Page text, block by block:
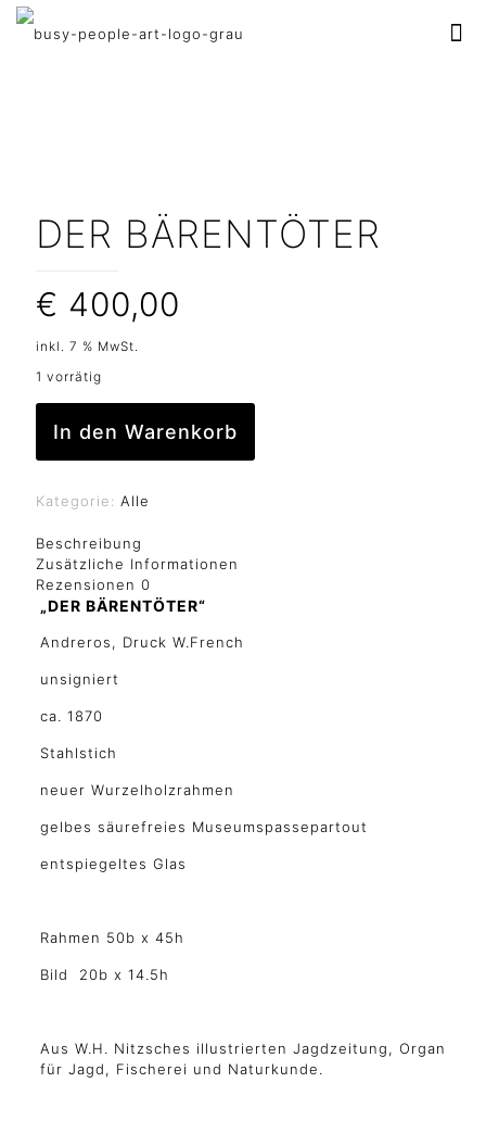
DER BÄRENTÖTER
€ 400,00
inkl. 7 % MwSt.
1 vorrätig
In den Warenkorb
Kategorie: Alle
Beschreibung
Zusätzliche Informationen
Rezensionen 0
„DER BÄRENTÖTER“
Andreros, Druck W.French
unsigniert
ca. 1870
Stahlstich
neuer Wurzelholzrahmen
gelbes säurefreies Museumspassepartout
entspiegeltes Glas
Rahmen 50b x 45h
Bild 20b x 14.5h
Aus W.H. Nitzsches illustrierten Jagdzeitung, Organ
für Jagd, Fischerei und Naturkunde.